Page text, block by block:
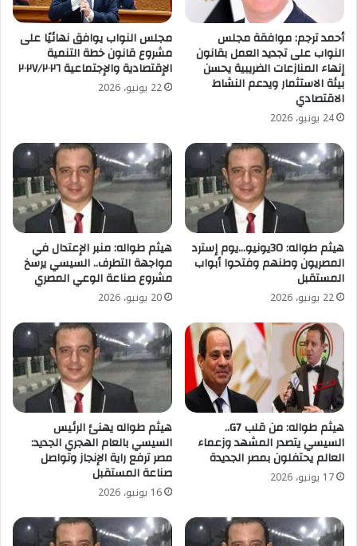
أحمد ترجم: موافقة مجلس
النواب على تجديد العمل بقانون
إنهاء المنازعات الضريبية يحسن
بيئة الاستثمار ويدعم النشاط
الاقتصادي
24 يونيو، 2026
مجلس النواب يوافق نهائيًا على
مشروع قانون خطة التنمية
الإقتصادية والإجتماعية ٢٠٢٧/٢٠٢٦
22 يونيو، 2026
هيثم طواله: 30يونيو…يوم إسترد
المصريون وطنهم وفتحوا أبواب
المستقبل
22 يونيو، 2026
هيثم طواله: منبر الإعتدال في
مواجهة التطرف.. السيسي يرسخ
مشروع صناعة الوعي المصري
20 يونيو، 2026
هيثم طواله: من قلب G7..
السيسي يتصدر المشهد وزعماء
العالم يحتفلون بمصر الجديدة
17 يونيو، 2026
هيثم طواله يهنئ الرئيس
السيسي بالعام الهجري الجديد:
مصر ترفع راية الإنجاز وتواصل
صناعة المستقبل
16 يونيو، 2026